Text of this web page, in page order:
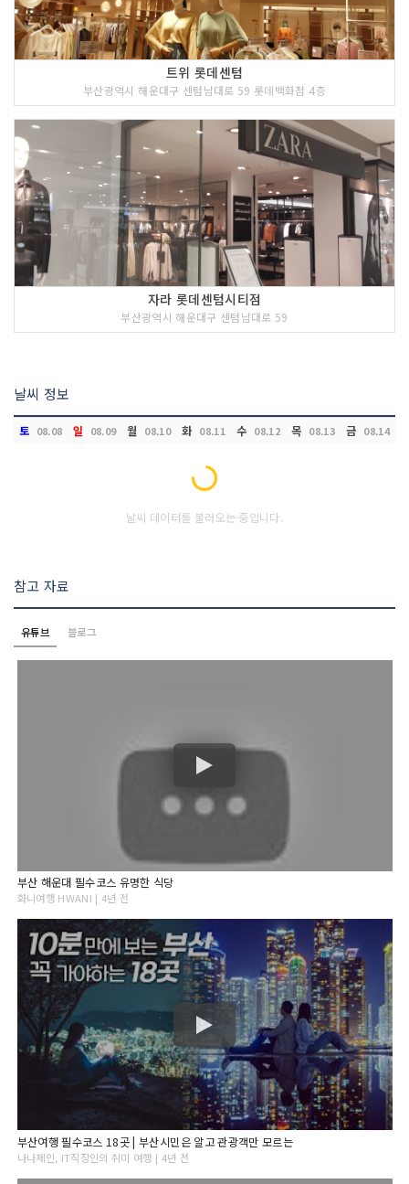
트위 롯데센텀
부산광역시 해운대구 센텀남대로 59 롯데백화점 4층
자라 롯데센텀시티점
부산광역시 해운대구 센텀남대로 59
날씨 정보
토 08.08 일 08.09 월 08.10 화 08.11 수 08.12 목 08.13 금 08.14
Loading...
날씨 데이터를 불러오는 중입니다.
참고 자료
유튜브 블로그
부산 해운대 필수코스 유명한 식당
화니여행 HWANI | 4년 전
부산여행 필수코스 18곳 | 부산시민은 알고 관광객만 모르는
나나제인, IT직장인의 취미 여행 | 4년 전